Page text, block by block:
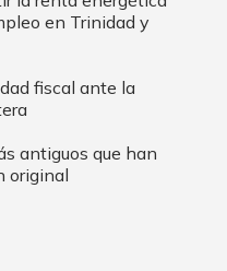
en Trinidad y
fiscal ante la
antiguos que han
original